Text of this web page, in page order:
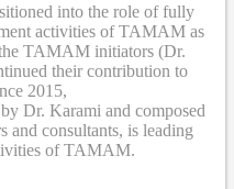
into the role of fully
activities of TAMAM as
TAMAM initiators (Dr.
their contribution to
2015,
Dr. Karami and composed
and consultants, is leading
of TAMAM.